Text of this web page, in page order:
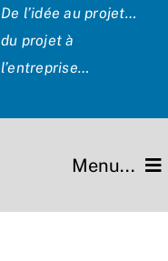
De l’idée au projet…
du projet à
l’entreprise…
Menu...